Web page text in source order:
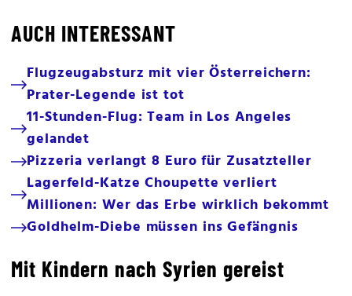
AUCH INTERESSANT
Flugzeugabsturz mit vier Österreichern:
Prater-Legende ist tot
11-Stunden-Flug: Team in Los Angeles
gelandet
Pizzeria verlangt 8 Euro für Zusatzteller
Lagerfeld-Katze Choupette verliert
Millionen: Wer das Erbe wirklich bekommt
Goldhelm-Diebe müssen ins Gefängnis
Mit Kindern nach Syrien gereist